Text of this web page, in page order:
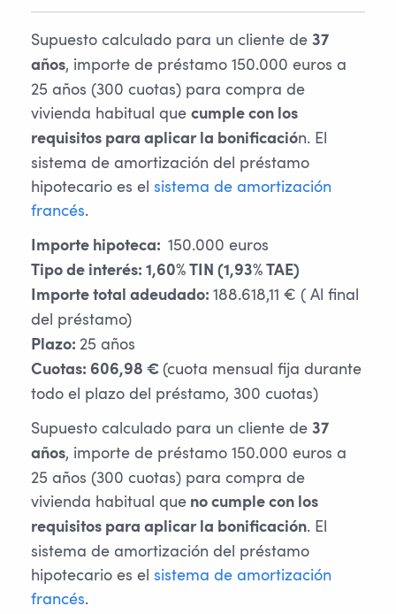
Supuesto calculado para un cliente de 37
años, importe de préstamo 150.000 euros a
25 años (300 cuotas) para compra de
vivienda habitual que cumple con los
requisitos para aplicar la bonificación. El
sistema de amortización del préstamo
hipotecario es el sistema de amortización
francés.
Importe hipoteca: 150.000 euros
Tipo de interés: 1,60% TIN (1,93% TAE)
Importe total adeudado: 188.618,11 € ( Al final
del préstamo)
Plazo: 25 años
Cuotas: 606,98 € (cuota mensual fija durante
todo el plazo del préstamo, 300 cuotas)
Supuesto calculado para un cliente de 37
años, importe de préstamo 150.000 euros a
25 años (300 cuotas) para compra de
vivienda habitual que no cumple con los
requisitos para aplicar la bonificación. El
sistema de amortización del préstamo
hipotecario es el sistema de amortización
francés.